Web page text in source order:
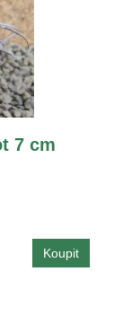
7 cm